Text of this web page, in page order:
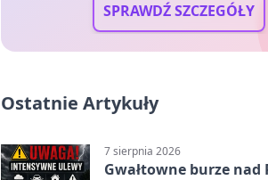
SPRAWDŹ SZCZEGÓŁY
Ostatnie Artykuły
7 sierpnia 2026
Gwałtowne burze nad